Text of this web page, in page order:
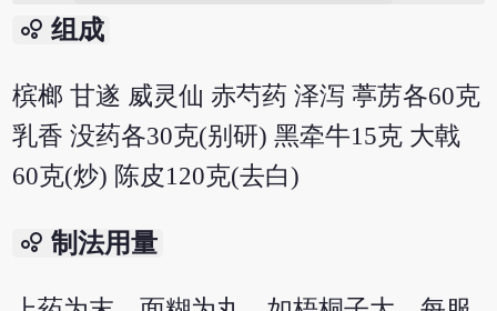
bubble_chart 组成
槟榔 甘遂 威灵仙 赤芍药 泽泻 葶苈各60克
乳香 没药各30克(别研) 黑牵牛15克 大戟
60克(炒) 陈皮120克(去白)
bubble_chart 制法用量